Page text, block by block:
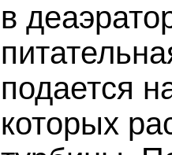
в
подается
которых